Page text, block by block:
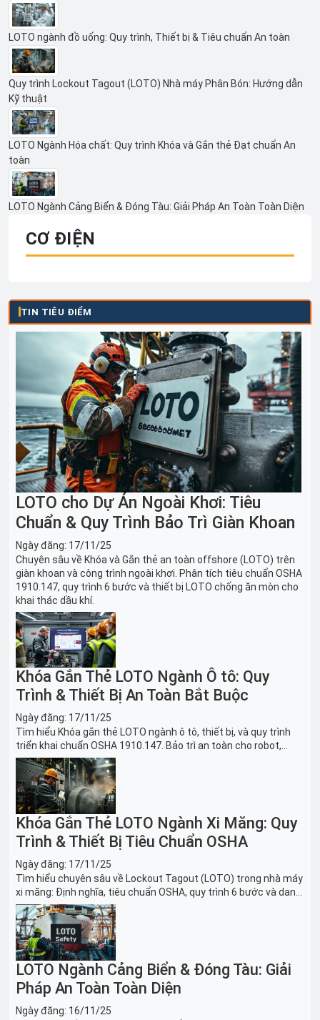
LOTO ngành đồ uống: Quy trình, Thiết bị & Tiêu chuẩn An toàn
Quy trình Lockout Tagout (LOTO) Nhà máy Phân Bón: Hướng dẫn
Kỹ thuật
LOTO Ngành Hóa chất: Quy trình Khóa và Gắn thẻ Đạt chuẩn An
toàn
LOTO Ngành Cảng Biển & Đóng Tàu: Giải Pháp An Toàn Toàn Diện
CƠ ĐIỆN
TIN TIÊU ĐIỂM
LOTO cho Dự Án Ngoài Khơi: Tiêu
Chuẩn & Quy Trình Bảo Trì Giàn Khoan
Ngày đăng: 17/11/25
Chuyên sâu về Khóa và Gắn thẻ an toàn offshore (LOTO) trên
giàn khoan và công trình ngoài khơi. Phân tích tiêu chuẩn OSHA
1910.147, quy trình 6 bước và thiết bị LOTO chống ăn mòn cho
khai thác dầu khí.
Khóa Gắn Thẻ LOTO Ngành Ô tô: Quy
Trình & Thiết Bị An Toàn Bắt Buộc
Ngày đăng: 17/11/25
Tìm hiểu Khóa gắn thẻ LOTO ngành ô tô, thiết bị, và quy trình
triển khai chuẩn OSHA 1910.147. Bảo trì an toàn cho robot,
băng tải sản xuất ô tô và dây chuyền lắp ráp xe hơi.
Khóa Gắn Thẻ LOTO Ngành Xi Măng: Quy
Trình & Thiết Bị Tiêu Chuẩn OSHA
Ngày đăng: 17/11/25
Tìm hiểu chuyên sâu về Lockout Tagout (LOTO) trong nhà máy
xi măng: Định nghĩa, tiêu chuẩn OSHA, quy trình 6 bước và danh
sách thiết bị LOTO thiết yếu. Giải pháp bảo trì lò nung, máy
nghiền an toàn.
LOTO Ngành Cảng Biển & Đóng Tàu: Giải
Pháp An Toàn Toàn Diện
Ngày đăng: 16/11/25